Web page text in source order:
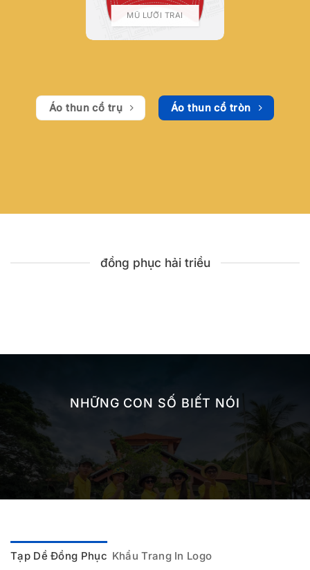
MŨ LƯỠI TRAI
Áo thun cổ trụ Áo thun cổ tròn
đồng phục hải triều
NHỮNG CON SỐ BIẾT NÓI
Tạp Dề Đồng Phục Khẩu Trang In Logo